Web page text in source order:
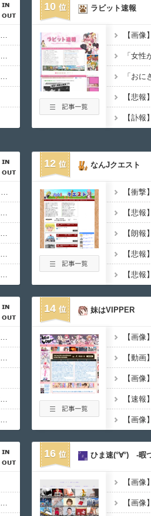
【腹筋崩壊】見た瞬間吹いた画像を貼っていくスレｗｗｗｗ
【徹底議論】漫画史上「最大のやらかし展開」って結局なんだと思う？
【悲報】スマホゲーム業界、ガチで限界へ…「サ終」相次ぎ倒産が過去最多ペース “当たれば一攫千金”の時代が終わる
10 ラビット速報
【悲
【画像】パパ活待機中の子が20人ぐらい激写されるｗｗｗｗｗｗｗｗｗｗｗ
【衝撃】中国女さん、大学四年間で変わりすぎてしまうｗｗｗｗｗｗ(※画像あり)
【画像】でか胸ヤンキーの喧嘩上等な胸ｗｗｗｗｗｗｗｗｗｗｗｗｗｗ
【画像】フィルターを外した女さん、違いすぎて炎上してしまうｗｗｗｗｗｗｗｗｗｗｗ
【悲報】色んな男とヤりまくった女さん、男の本質に気付く⇒ｗｗ
12 なんJクエスト
【参考画像】脱がしたら『残念オッパイ』を褒める時の模範解答
【朗報】メンヘラ女の子、可愛すぎると話題にｗｗｗｗｗｗｗｗｗｗｗ
【動画】野犬の群れに襲われた男性、とんでもない方法で制圧するｗｗｗｗｗｗｗ
★★同格のように語られてるけど実際は『雲泥の差』があるものと言えば？
14 妹はVIPPER
【動
【画
【画像】部屋作りゲーム、確率で出現するイカを見るとクラッシュする不具合が発生ｗｗｗ
16 ひま速(°∀°) -暇
【画
【画